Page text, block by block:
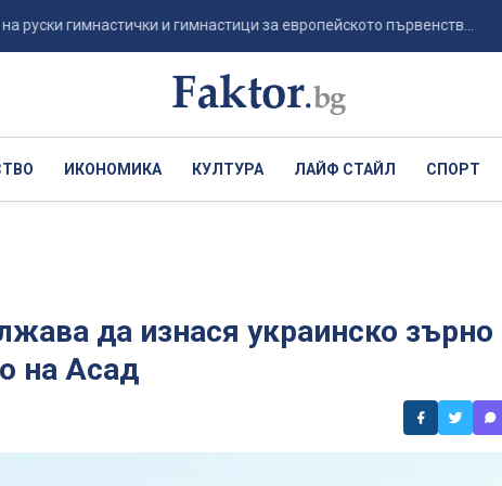
гимнастички и гимнастици за европейското първенств...
ИКОНОМИКА КУЛТУРА ЛАЙФ СТАЙЛ СПОРТ
да изнася украинско зърно
на Асад